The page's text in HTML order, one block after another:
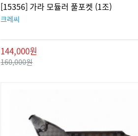
[15356] 가라 모듈러 풀포켓 (1조)
크레씨
144,000원
160,000원